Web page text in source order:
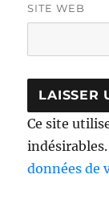
SITE WEB
Ce site
données de